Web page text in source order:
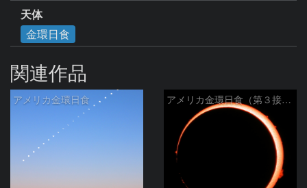
天体
金環日食
関連作品
アメリカ金環日食 アメリカ金環日食（第３接触）